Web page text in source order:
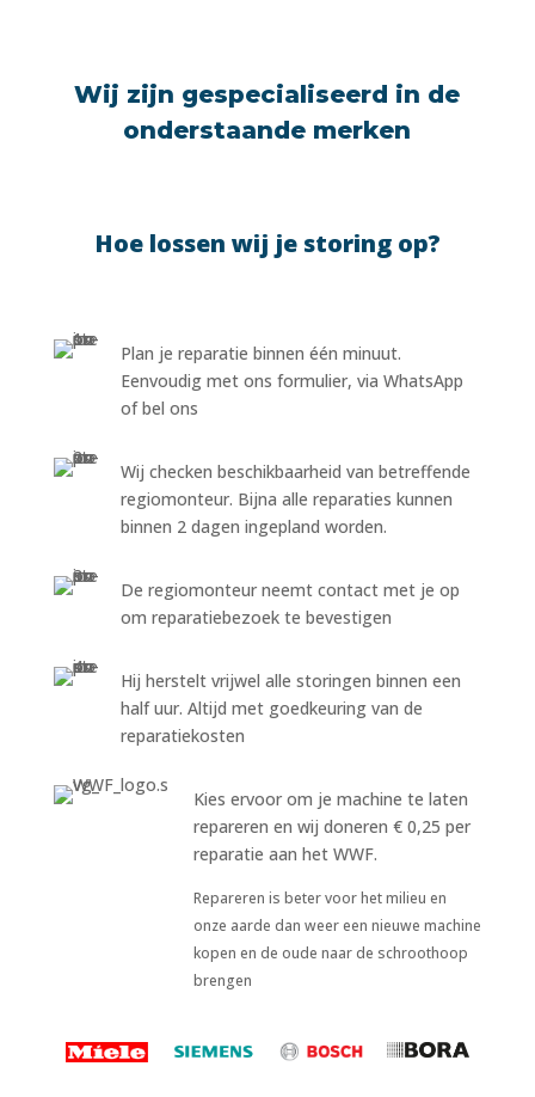
Wij zijn gespecialiseerd in de
onderstaande merken
Hoe lossen wij je storing op?
Plan je reparatie binnen één minuut.
Eenvoudig met ons formulier, via WhatsApp
of bel ons
Wij checken beschikbaarheid van betreffende
regiomonteur. Bijna alle reparaties kunnen
binnen 2 dagen ingepland worden.
De regiomonteur neemt contact met je op
om reparatiebezoek te bevestigen
Hij herstelt vrijwel alle storingen binnen een
half uur. Altijd met goedkeuring van de
reparatiekosten
Kies ervoor om je machine te laten
repareren en wij doneren € 0,25 per
reparatie aan het WWF.
Repareren is beter voor het milieu en
onze aarde dan weer een nieuwe machine
kopen en de oude naar de schroothoop
brengen